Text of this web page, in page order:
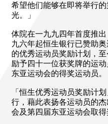
希望他们能够在即将举行
光。」
体院在一九九四年首度推
九六年起恒生银行已赞助
的优秀运动员奖励计划，
励予四十一位获奖牌的运
东亚运动会的得奖运动员。
「恒生优秀运动员奖励计
行，藉此表扬各运动员的
会及第四届东亚运动会取得